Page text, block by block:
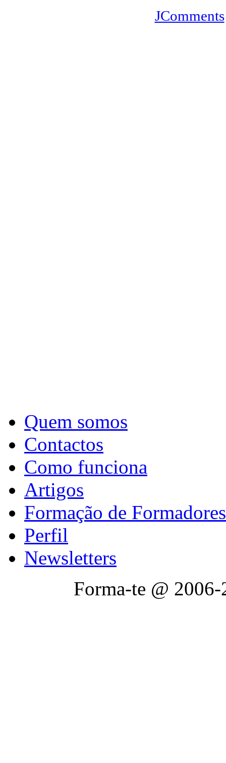
JComments
Quem somos
Contactos
Como funciona
Artigos
Formação de Formadores
Perfil
Newsletters
Forma-te @